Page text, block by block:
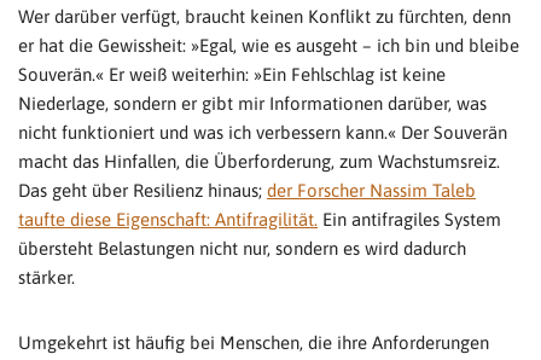
Wer darüber verfügt, braucht keinen Konflikt zu fürchten, denn
er hat die Gewissheit: »Egal, wie es ausgeht – ich bin und bleibe
Souverän.« Er weiß weiterhin: »Ein Fehlschlag ist keine
Niederlage, sondern er gibt mir Informationen darüber, was
nicht funktioniert und was ich verbessern kann.« Der Souverän
macht das Hinfallen, die Überforderung, zum Wachstumsreiz.
Das geht über Resilienz hinaus; der Forscher Nassim Taleb
taufte diese Eigenschaft: Antifragilität. Ein antifragiles System
übersteht Belastungen nicht nur, sondern es wird dadurch
stärker.
Umgekehrt ist häufig bei Menschen, die ihre Anforderungen